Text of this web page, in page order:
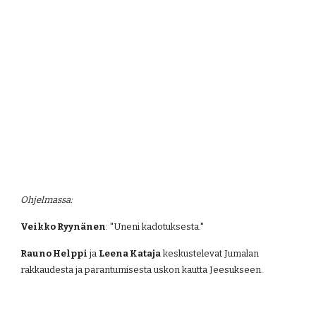
Ohjelmassa:
Veikko Ryynänen: "Uneni kadotuksesta."
Rauno Helppi ja Leena Kataja keskustelevat Jumalan
rakkaudesta ja parantumisesta uskon kautta Jeesukseen.